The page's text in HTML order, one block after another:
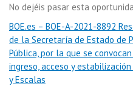
No dejéis pasar esta
BOE.es – BOE-A-2021-8892
de la Secretaría de Estado de
Pública, por la que se
ingreso, acceso y
y Escalas